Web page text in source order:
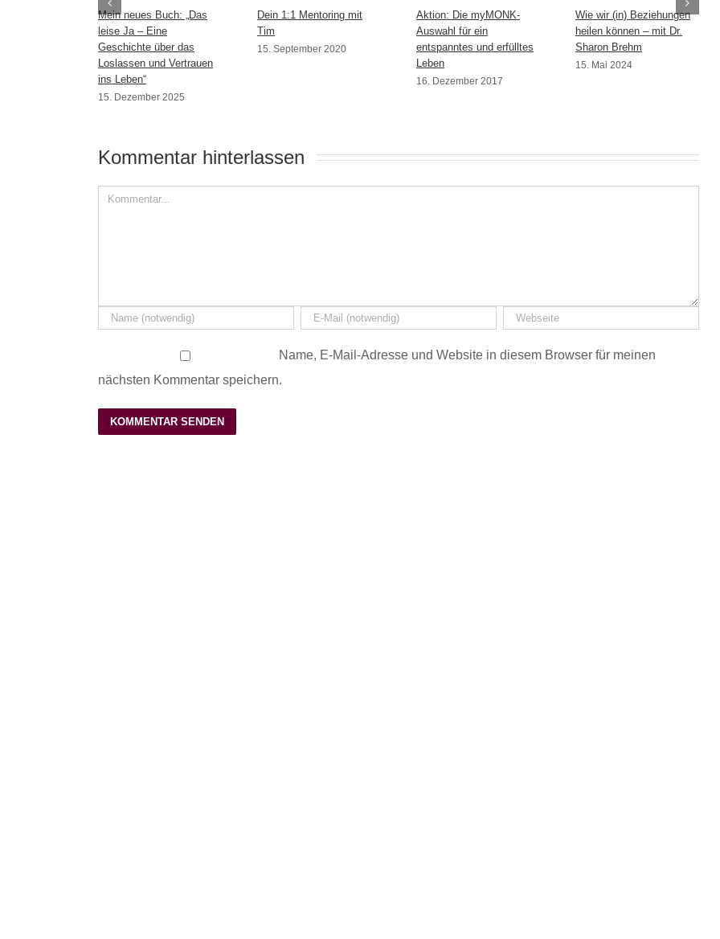
Mein neues Buch: „Das
leise Ja – Eine
Geschichte über das
Loslassen und Vertrauen
ins Leben“
15. Dezember 2025
Dein 1:1 Mentoring mit
Tim
15. September 2020
Aktion: Die myMONK-
Auswahl für ein
entspanntes und erfülltes
Leben
16. Dezember 2017
Wie wir (in) Beziehungen
heilen können – mit Dr.
Sharon Brehm
15. Mai 2024
Kommentar hinterlassen
Name, E-Mail-Adresse und Website in diesem Browser für meinen
nächsten Kommentar speichern.